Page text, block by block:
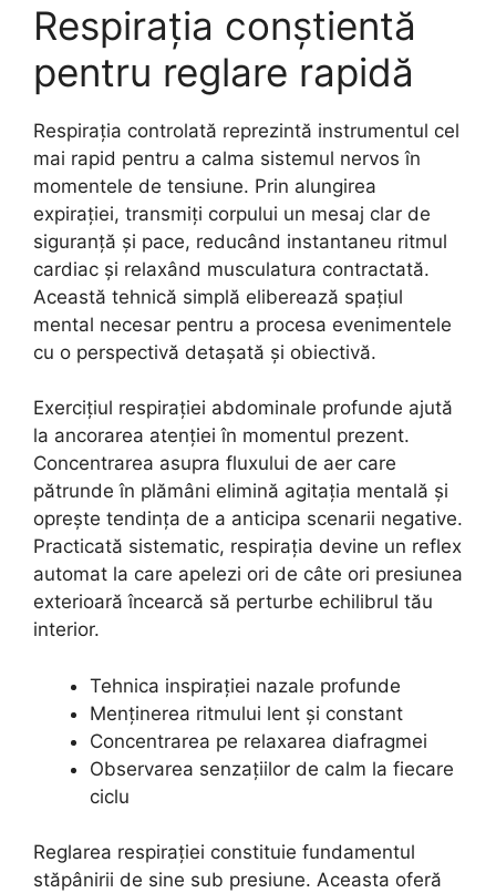
Respirația conștientă
pentru reglare rapidă
Respirația controlată reprezintă instrumentul cel
mai rapid pentru a calma sistemul nervos în
momentele de tensiune. Prin alungirea
expirației, transmiți corpului un mesaj clar de
siguranță și pace, reducând instantaneu ritmul
cardiac și relaxând musculatura contractată.
Această tehnică simplă eliberează spațiul
mental necesar pentru a procesa evenimentele
cu o perspectivă detașată și obiectivă.
Exercițiul respirației abdominale profunde ajută
la ancorarea atenției în momentul prezent.
Concentrarea asupra fluxului de aer care
pătrunde în plămâni elimină agitația mentală și
oprește tendința de a anticipa scenarii negative.
Practicată sistematic, respirația devine un reflex
automat la care apelezi ori de câte ori presiunea
exterioară încearcă să perturbe echilibrul tău
interior.
Tehnica inspirației nazale profunde
Menținerea ritmului lent și constant
Concentrarea pe relaxarea diafragmei
Observarea senzațiilor de calm la fiecare
ciclu
Reglarea respirației constituie fundamentul
stăpânirii de sine sub presiune. Aceasta oferă